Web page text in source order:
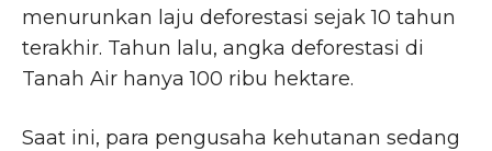
menurunkan laju deforestasi sejak 10 tahun
terakhir. Tahun lalu, angka deforestasi di
Tanah Air hanya 100 ribu hektare.
Saat ini, para pengusaha kehutanan sedang